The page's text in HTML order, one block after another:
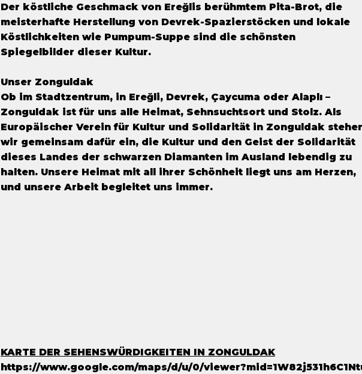
Der köstliche Geschmack von Ereğlis berühmtem Pita-Brot, die
meisterhafte Herstellung von Devrek-Spazierstöcken und lokale
Köstlichkeiten wie Pumpum-Suppe sind die schönsten
Spiegelbilder dieser Kultur.
Unser Zonguldak
Ob im Stadtzentrum, in Ereğli, Devrek, Çaycuma oder Alaplı –
Zonguldak ist für uns alle Heimat, Sehnsuchtsort und Stolz. Als
Europäischer Verein für Kultur und Solidarität in Zonguldak
wir gemeinsam dafür ein, die Kultur und den Geist der Solidarität
dieses Landes der schwarzen Diamanten im Ausland lebendig zu
halten. Unsere Heimat mit all ihrer Schönheit liegt uns am Herzen,
und unsere Arbeit begleitet uns immer.
KARTE DER SEHENSWÜRDIGKEITEN IN ZONGULDAK
https://www.google.com/maps/d/u/0/